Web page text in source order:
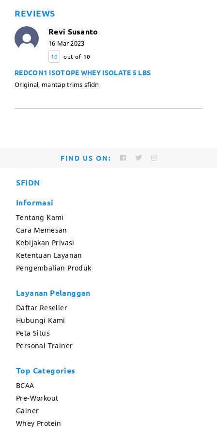
REVIEWS
Revi Susanto
16 Mar 2023
10 out of 10
REDCON1 ISOTOPE WHEY ISOLATE 5 LBS
Original, mantap trims sfidn
FIND US ON:
SFIDN
Informasi
Tentang Kami
Cara Memesan
Kebijakan Privasi
Ketentuan Layanan
Pengembalian Produk
Layanan Pelanggan
Daftar Reseller
Hubungi Kami
Peta Situs
Personal Trainer
Top Categories
BCAA
Pre-Workout
Gainer
Whey Protein